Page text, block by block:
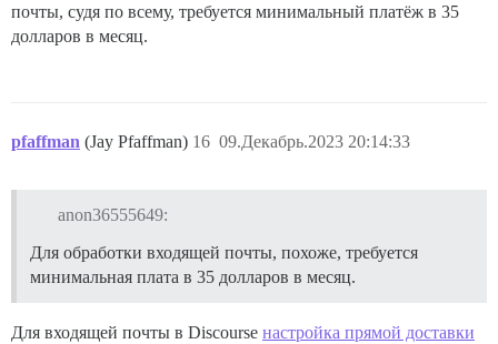
почты, судя по всему, требуется минимальный платёж в 35
долларов в месяц.
pfaffman (Jay Pfaffman) 09.Декабрь.2023 20:14:33
16
anon36555649:
Для обработки входящей почты, похоже, требуется
минимальная плата в 35 долларов в месяц.
Для входящей почты в Discourse настройка прямой доставки